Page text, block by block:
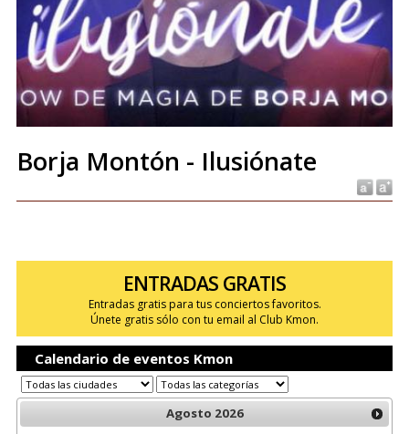
Borja Montón - Ilusiónate
ENTRADAS GRATIS
Entradas gratis para tus conciertos favoritos.
Únete gratis sólo con tu email al Club Kmon.
Calendario de eventos Kmon
Agosto 2026